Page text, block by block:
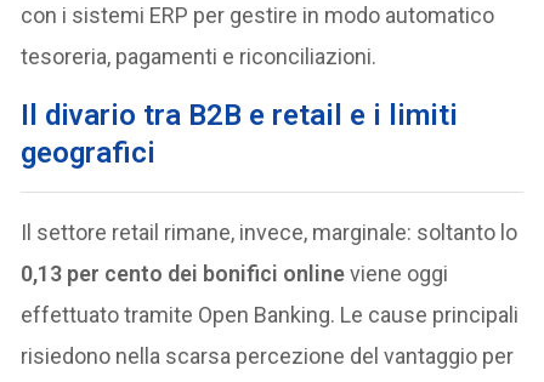
con i sistemi ERP per gestire in modo automatico
tesoreria, pagamenti e riconciliazioni.
Il divario tra B2B e retail e i limiti
geografici
Il settore retail rimane, invece, marginale: soltanto lo
0,13 per cento dei bonifici onlineviene oggi
effettuato tramite Open Banking. Le cause principali
risiedono nella scarsa percezione del vantaggio per